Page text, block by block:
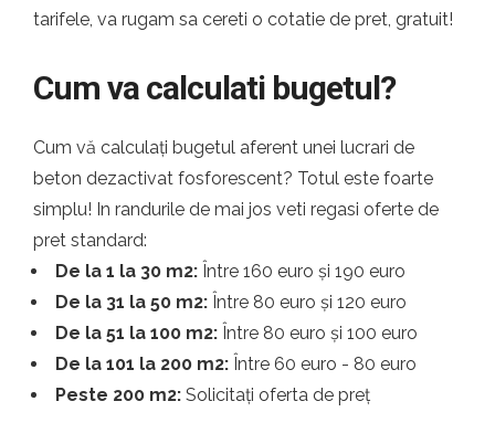
tarifele, va rugam sa cereti o cotatie de pret, gratuit!
Cum va calculati bugetul?
Cum vă calculați bugetul aferent unei lucrari de
beton dezactivat fosforescent? Totul este foarte
simplu! In randurile de mai jos veti regasi oferte de
pret standard:
De la 1 la 30 m2: Între 160 euro și 190 euro
De la 31 la 50 m2: Între 80 euro și 120 euro
De la 51 la 100 m2: Între 80 euro și 100 euro
De la 101 la 200 m2: Între 60 euro - 80 euro
Peste 200 m2: Solicitați oferta de preț